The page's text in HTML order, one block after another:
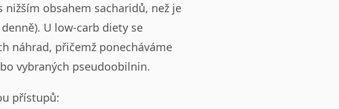
obsahem sacharidů, než je
U low-carb diety se
náhrad, přičemž ponecháváme
vybraných pseudoobilnin.
přístupů: